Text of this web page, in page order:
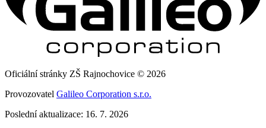
Oficiální stránky ZŠ Rajnochovice © 2026
Provozovatel Galileo Corporation s.r.o.
Poslední aktualizace: 16. 7. 2026